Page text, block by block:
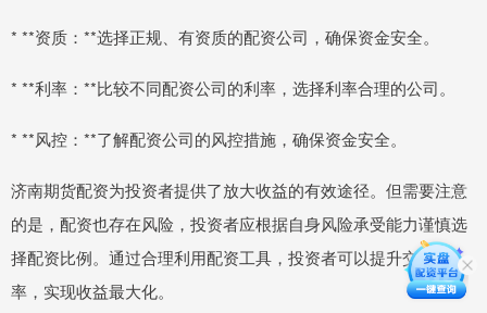
* **资质：**选择正规、有资质的配资公司，确保资金安全。
* **利率：**比较不同配资公司的利率，选择利率合理的公司。
* **风控：**了解配资公司的风控措施，确保资金安全。
济南期货配资为投资者提供了放大收益的有效途径。但需要注意
的是，配资也存在风险，投资者应根据自身风险承受能力谨慎选
择配资比例。通过合理利用配资工具，投资者可以提升交易效
率，实现收益最大化。